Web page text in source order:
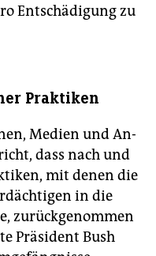
Entschädigung zu
Praktiken
Medien und An­
dass nach und
mit denen die
in die
zurückgenommen
Präsident Bush